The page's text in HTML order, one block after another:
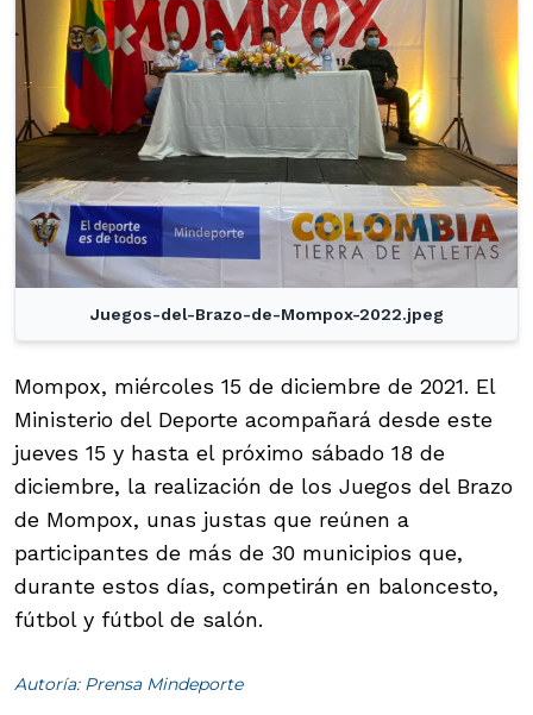
Juegos-del-Brazo-de-Mompox-2022.jpeg
Mompox, miércoles 15 de diciembre de 2021. El
Ministerio del Deporte acompañará desde este
jueves 15 y hasta el próximo sábado 18 de
diciembre, la realización de los Juegos del Brazo
de Mompox, unas justas que reúnen a
participantes de más de 30 municipios que,
durante estos días, competirán en baloncesto,
fútbol y fútbol de salón.
Autoría: Prensa Mindeporte